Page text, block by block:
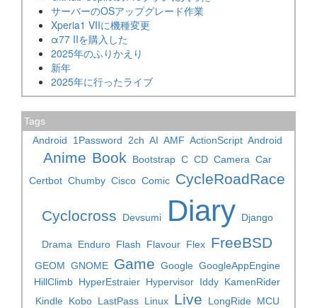
サーバーのOSアップグレード作業
Xperia1 VIIに機種変更
α77 IIを購入した
2025年のふりかえり
新年
2025年に行ったライブ
Tags
Android
1Password 2ch AI AMF ActionScript Android
Anime Book Bootstrap C CD Camera Car
Certbot Chumby Cisco Comic CycleRoadRace
Cyclocross Devsumi Diary Django
Drama Enduro Flash Flavour Flex FreeBSD
GEOM GNOME Game Google GoogleAppEngine
HillClimb HyperEstraier Hypervisor Iddy KamenRider
Kindle Kobo LastPass Linux Live LongRide MCU